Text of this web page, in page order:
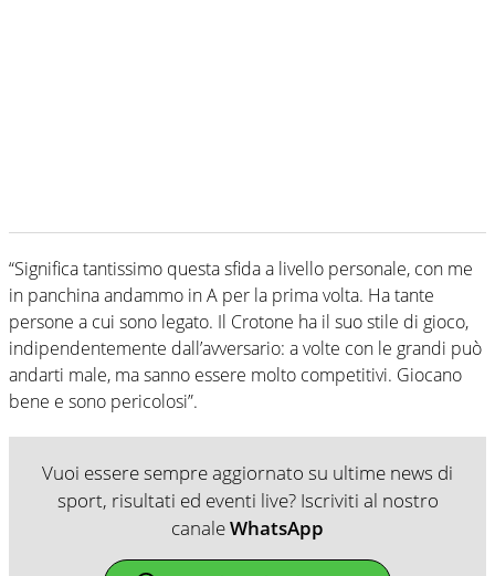
“Significa tantissimo questa sfida a livello personale, con me
in panchina andammo in A per la prima volta. Ha tante
persone a cui sono legato. Il Crotone ha il suo stile di gioco,
indipendentemente dall’avversario: a volte con le grandi può
andarti male, ma sanno essere molto competitivi. Giocano
bene e sono pericolosi”.
Vuoi essere sempre aggiornato su ultime news di
sport, risultati ed eventi live? Iscriviti al nostro
canaleWhatsApp